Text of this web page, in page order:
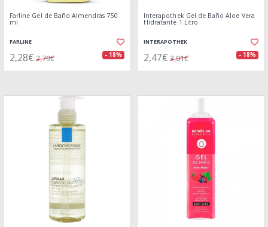
Farline Gel de Baño Almendras 750
ml
FARLINE
2,28€ 2,79€ - 18%
Interapothek Gel de Baño Aloe Vera
Hidratante 1 Litro
INTERAPOTHEK
2,47€ 3,01€ - 18%